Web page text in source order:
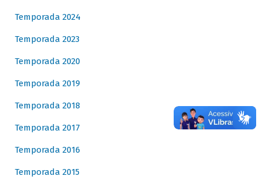
Temporada 2024
Temporada 2023
Temporada 2020
Temporada 2019
Temporada 2018
Temporada 2017
Temporada 2016
Temporada 2015